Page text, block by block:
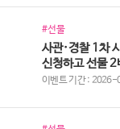
#선물
사관·경찰 1차
신청하고 선물
이벤트 기간 :